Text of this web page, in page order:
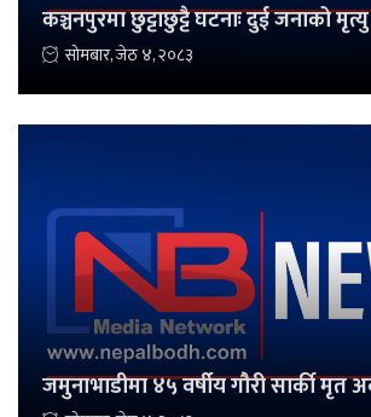
कञ्चनपुरमा छुट्टाछुट्टै घटनाः दुई जनाको
सोमबार, जेठ ४, २०८३
जमुनाभाडीमा ४५ वर्षीय गौरी सार्की मृत